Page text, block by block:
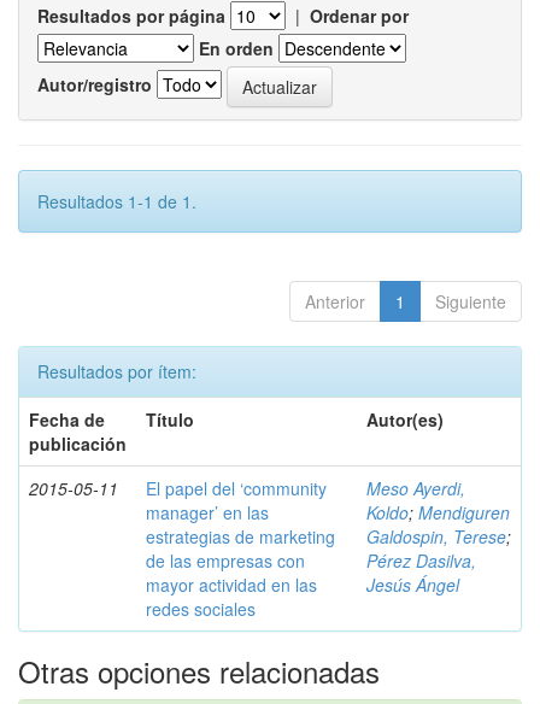
Resultados por página | Ordenar por
En orden
Autor/registro
Resultados 1-1 de 1.
Anterior 1 Siguiente
Resultados por ítem:
Fecha de
publicación
Título Autor(es)
2015-05-11
El papel del ‘community
manager’ en las
estrategias de marketing
de las empresas con
mayor actividad en las
redes sociales
Meso Ayerdi,
Koldo; Mendiguren
Galdospin, Terese;
Pérez Dasilva,
Jesús Ángel
Otras opciones relacionadas